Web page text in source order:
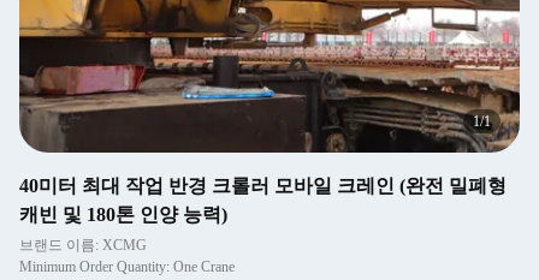
1/1
40미터 최대 작업 반경 크롤러 모바일 크레인 (완전 밀폐형
캐빈 및 180톤 인양 능력)
브랜드 이름: XCMG
Minimum Order Quantity: One Crane